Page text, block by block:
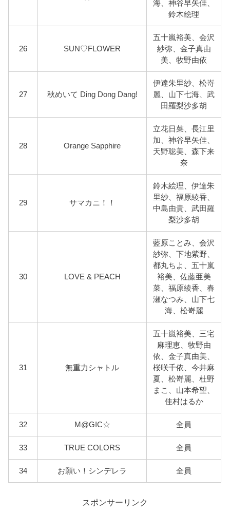
海、神谷早矢佳、
鈴木絵理
26 SUN♡FLOWER
五十嵐裕美、会沢
紗弥、金子真由
美、牧野由依
27 秋めいて Ding Dong Dang!
伊達朱里紗、松嵜
麗、山下七海、武
田羅梨沙多胡
28 Orange Sapphire
立花日菜、長江里
加、神谷早矢佳、
天野聡美、森下来
奈
29 サマカニ！！
鈴木絵理、伊達朱
里紗、福原綾香、
中島由貴、武田羅
梨沙多胡
30 LOVE & PEACH
藍原ことみ、会沢
紗弥、下地紫野、
都丸ちよ、五十嵐
裕美、佐藤亜美
菜、福原綾香、春
瀬なつみ、山下七
海、松嵜麗
31 無重力シャトル
五十嵐裕美、三宅
麻理恵、牧野由
依、金子真由美、
桜咲千依、今井麻
夏、松嵜麗、杜野
まこ、山本希望、
佳村はるか
32 M@GIC☆ 全員
33 TRUE COLORS 全員
34 お願い！シンデレラ 全員
スポンサーリンク